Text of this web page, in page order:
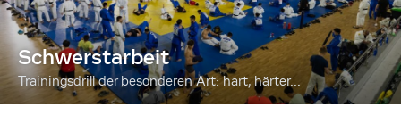
Schwerstarbeit
Trainingsdrill der besonderen Art: hart, härter...